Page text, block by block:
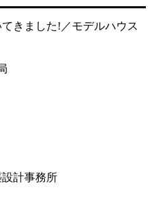
きました!／モデルハウス
計事務所